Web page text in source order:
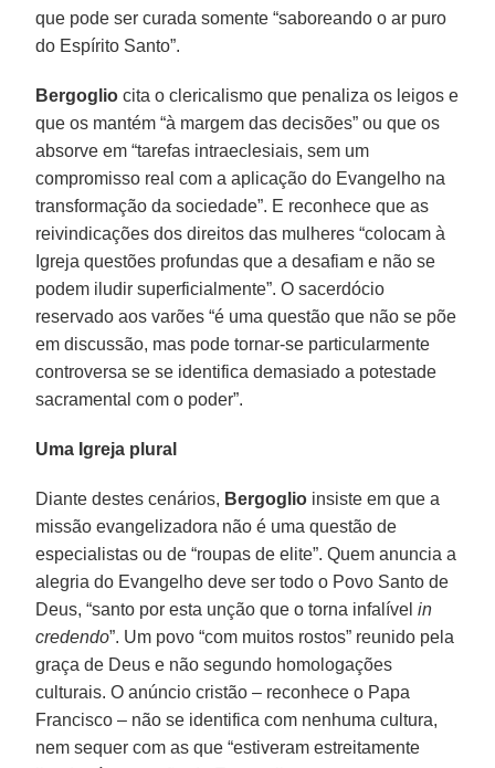
que pode ser curada somente “saboreando o ar puro
do Espírito Santo”.
Bergoglio cita o clericalismo que penaliza os leigos e
que os mantém “à margem das decisões” ou que os
absorve em “tarefas intraeclesiais, sem um
compromisso real com a aplicação do Evangelho na
transformação da sociedade”. E reconhece que as
reivindicações dos direitos das mulheres “colocam à
Igreja questões profundas que a desafiam e não se
podem iludir superficialmente”. O sacerdócio
reservado aos varões “é uma questão que não se põe
em discussão, mas pode tornar-se particularmente
controversa se se identifica demasiado a potestade
sacramental com o poder”.
Uma Igreja plural
Diante destes cenários, Bergoglio insiste em que a
missão evangelizadora não é uma questão de
especialistas ou de “roupas de elite”. Quem anuncia a
alegria do Evangelho deve ser todo o Povo Santo de
Deus, “santo por esta unção que o torna infalívelin
credendo”. Um povo “com muitos rostos” reunido pela
graça de Deus e não segundo homologações
culturais. O anúncio cristão – reconhece o Papa
Francisco – não se identifica com nenhuma cultura,
nem sequer com as que “estiveram estreitamente